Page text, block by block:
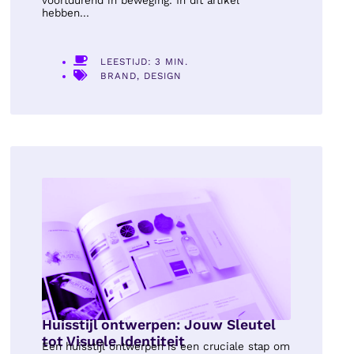
hebben...
LEESTIJD: 3 MIN.
BRAND, DESIGN
Huisstijl ontwerpen: Jouw Sleutel
tot Visuele Identiteit
Een huisstijl ontwerpen is een cruciale stap om